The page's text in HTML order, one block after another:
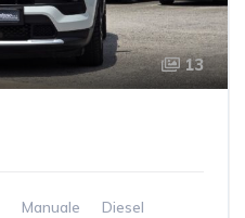
13
Manuale
Diesel